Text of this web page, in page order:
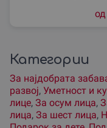
од
Категории
За наjдобрата
развој, Уметност и
лице, За осум лица,
лица, За шест лица,